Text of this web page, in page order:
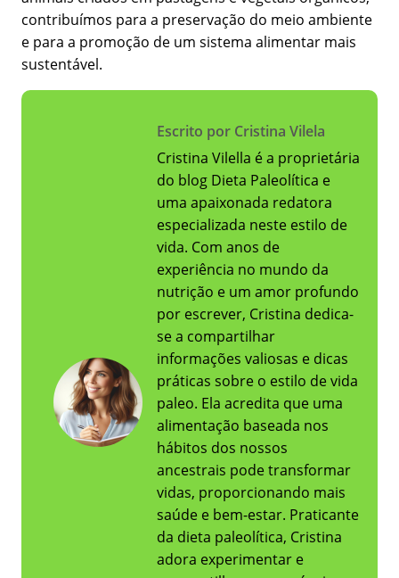
contribuímos para a preservação do meio ambiente
e para a promoção de um sistema alimentar mais
sustentável.
Escrito por Cristina Vilela
Cristina Vilella é a proprietária
do blog Dieta Paleolítica e
uma apaixonada redatora
especializada neste estilo de
vida. Com anos de
experiência no mundo da
nutrição e um amor profundo
por escrever, Cristina dedica-
se a compartilhar
informações valiosas e dicas
práticas sobre o estilo de vida
paleo. Ela acredita que uma
alimentação baseada nos
hábitos dos nossos
ancestrais pode transformar
vidas, proporcionando mais
saúde e bem-estar. Praticante
da dieta paleolítica, Cristina
adora experimentar e